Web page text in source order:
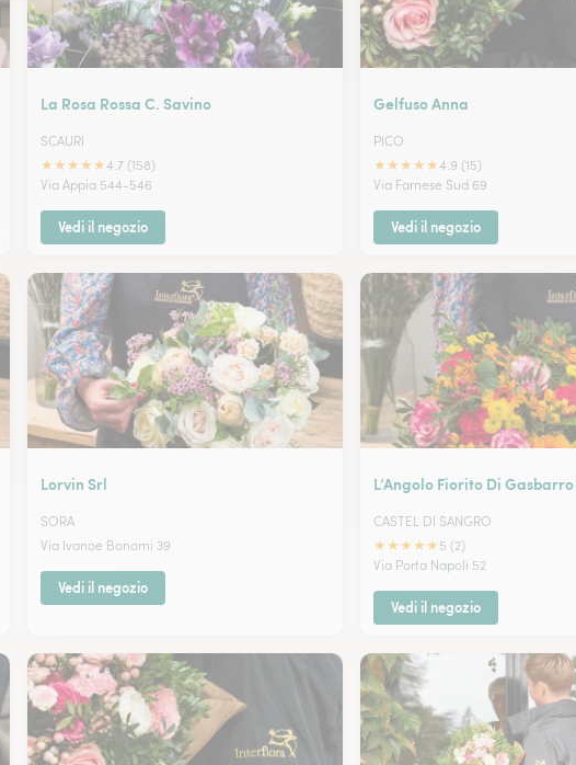
La Rosa Rossa C. Savino
SCAURI
★★★★★4.7 (158)
Via Appia 544-546
Vedi il negozio
Gelfuso Anna
PICO
★★★★★4.9 (15)
Via Farnese Sud 69
Vedi il negozio
Lorvin Srl
SORA
Via Ivanoe Bonomi 39
Vedi il negozio
L’Angolo Fiorito Di
CASTEL DI SANGRO
★★★★★ 5 (2)
Via Porta Napoli 52
Vedi il negozio